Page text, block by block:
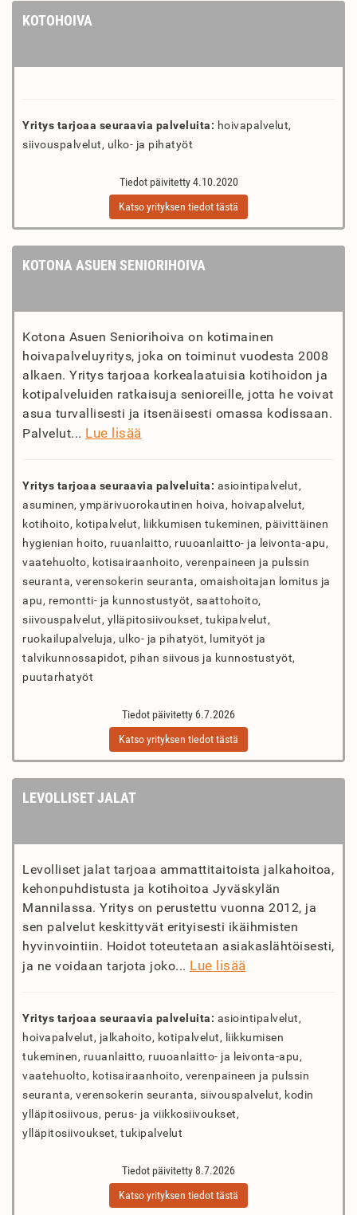
KOTOHOIVA
Yritys tarjoaa seuraavia palveluita: hoivapalvelut,
siivouspalvelut, ulko- ja pihatyöt
Tiedot päivitetty 4.10.2020
Katso yrityksen tiedot tästä
KOTONA ASUEN SENIORIHOIVA
Kotona Asuen Seniorihoiva on kotimainen
hoivapalveluyritys, joka on toiminut vuodesta 2008
alkaen. Yritys tarjoaa korkealaatuisia kotihoidon ja
kotipalveluiden ratkaisuja senioreille, jotta he voivat
asua turvallisesti ja itsenäisesti omassa kodissaan.
Palvelut... Lue lisää
Yritys tarjoaa seuraavia palveluita: asiointipalvelut,
asuminen, ympärivuorokautinen hoiva, hoivapalvelut,
kotihoito, kotipalvelut, liikkumisen tukeminen, päivittäinen
hygienian hoito, ruuanlaitto, ruuoanlaitto- ja leivonta-apu,
vaatehuolto, kotisairaanhoito, verenpaineen ja pulssin
seuranta, verensokerin seuranta, omaishoitajan lomitus ja
apu, remontti- ja kunnostustyöt, saattohoito,
siivouspalvelut, ylläpitosiivoukset, tukipalvelut,
ruokailupalveluja, ulko- ja pihatyöt, lumityöt ja
talvikunnossapidot, pihan siivous ja kunnostustyöt,
puutarhatyöt
Tiedot päivitetty 6.7.2026
Katso yrityksen tiedot tästä
LEVOLLISET JALAT
Levolliset jalat tarjoaa ammattitaitoista jalkahoitoa,
kehonpuhdistusta ja kotihoitoa Jyväskylän
Mannilassa. Yritys on perustettu vuonna 2012, ja
sen palvelut keskittyvät erityisesti ikäihmisten
hyvinvointiin. Hoidot toteutetaan asiakaslähtöisesti,
ja ne voidaan tarjota joko... Lue lisää
Yritys tarjoaa seuraavia palveluita: asiointipalvelut,
hoivapalvelut, jalkahoito, kotipalvelut, liikkumisen
tukeminen, ruuanlaitto, ruuoanlaitto- ja leivonta-apu,
vaatehuolto, kotisairaanhoito, verenpaineen ja pulssin
seuranta, verensokerin seuranta, siivouspalvelut, kodin
ylläpitosiivous, perus- ja viikkosiivoukset,
ylläpitosiivoukset, tukipalvelut
Tiedot päivitetty 8.7.2026
Katso yrityksen tiedot tästä